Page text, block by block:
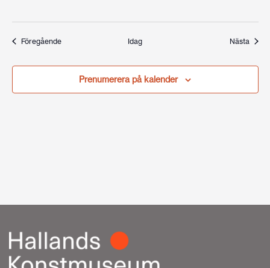
FöregåendeEvenemang Idag Nästa
Prenumerera på kalender